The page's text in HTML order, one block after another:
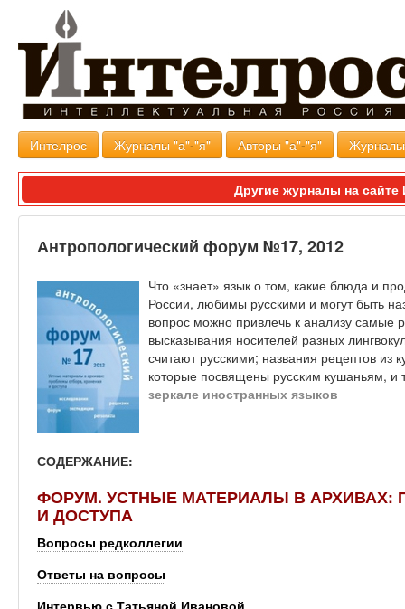
Интелрос Журналы "а"-"я" Авторы "а"-"я"
Другие журналы на
Антропологический форум №17, 2012
Что «знает» язык о том, какие блюда и
России, любимы русскими и могут быть
вопрос можно привлечь к анализу самые
высказывания носителей разных
считают русскими; названия рецептов
которые посвящены русским кушаньям, и
зеркале иностранных языков
СОДЕРЖАНИЕ:
ФОРУМ. УСТНЫЕ МАТЕРИАЛЫ В АРХИВАХ:
И ДОСТУПА
Вопросы редколлегии
Ответы на вопросы
Интервью с Татьяной Ивановой